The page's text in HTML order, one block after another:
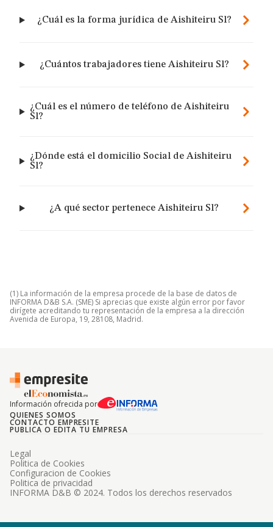
¿Cuál es la forma jurídica de Aishiteiru Sl?
¿Cuántos trabajadores tiene Aishiteiru Sl?
¿Cuál es el número de teléfono de Aishiteiru
Sl?
¿Dónde está el domicilio Social de Aishiteiru
Sl?
¿A qué sector pertenece Aishiteiru Sl?
(1) La información de la empresa procede de la base de datos de
INFORMA D&B S.A. (SME) Si aprecias que existe algún error por favor
dirígete acreditando tu representación de la empresa a la dirección
Avenida de Europa, 19, 28108, Madrid.
Información ofrecida por
QUIENES SOMOS
CONTACTO EMPRESITE
PUBLICA O EDITA TU EMPRESA
INFORMA D&B © 2024. Todos los derechos reservados
Legal
Politica de Cookies
Configuracion de Cookies
Politica de privacidad